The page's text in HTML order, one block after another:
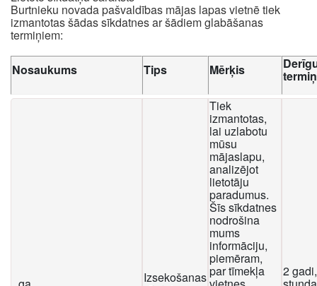
Burtnieku novada pašvaldības mājas lapas vietnē tiek
izmantotas šādas sīkdatnes ar šādiem glabāšanas
termiņiem:
Nosaukums Tips Mērķis
Izsekošanas
Tiek
izmantotas,
lai uzlabotu
mūsu
mājaslapu,
analizējot
lietotāju
paradumus.
Šīs sīkdatnes
nodrošina
mums
informāciju,
piemēram,
par tīmekļa 2